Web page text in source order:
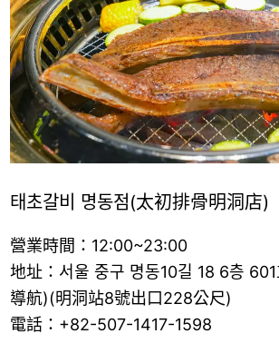
태초갈비 명동점(太初排骨明洞店)
營業時間：12:00~23:00
地址：서울 중구 명동10길 18 6층
導航)(明洞站8號出口228公尺)
電話：+82-507-1417-1598